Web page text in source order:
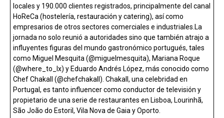
locales y 190.000 clientes registrados, principalmente del canal
HoReCa (hostelería, restauración y catering), así como
empresarios de otros sectores comerciales e industriales.La
jornada no solo reunió a autoridades sino que también atrajo a
influyentes figuras del mundo gastronómico portugués, tales
como Miguel Mesquita (@miguelmesquita), Mariana Roque
(@where_to_lx) y Eduardo Andrés López, más conocido como
Chef Chakall (@chefchakall). Chakall, una celebridad en
Portugal, es tanto influencer como conductor de televisión y
propietario de una serie de restaurantes en Lisboa, Lourinhã,
São João do Estoril, Vila Nova de Gaia y Oporto.